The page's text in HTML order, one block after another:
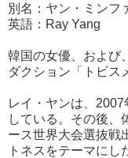
別名：ヤン・ミンフ
英語：Ray Yang
韓国の女優、および
ダクション「トビス
レイ・ヤンは、
している。その後、
ース世界大会選抜戦
トネスをテーマにし